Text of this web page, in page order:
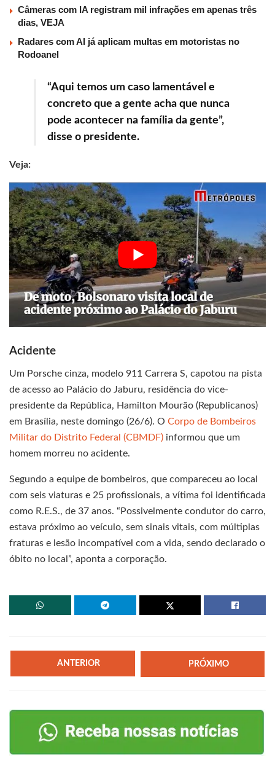
Câmeras com IA registram mil infrações em apenas três
dias, VEJA
Radares com AI já aplicam multas em motoristas no
Rodoanel
“Aqui temos um caso lamentável e
concreto que a gente acha que nunca
pode acontecer na família da gente”,
disse o presidente.
Veja:
Acidente
Um Porsche cinza, modelo 911 Carrera S, capotou na pista
de acesso ao Palácio do Jaburu, residência do vice-
presidente da República, Hamilton Mourão (Republicanos)
em Brasília, neste domingo (26/6). O Corpo de Bombeiros
Militar do Distrito Federal (CBMDF) informou que um
homem morreu no acidente.
Segundo a equipe de bombeiros, que compareceu ao local
com seis viaturas e 25 profissionais, a vítima foi identificada
como R.E.S., de 37 anos. “Possivelmente condutor do carro,
estava próximo ao veículo, sem sinais vitais, com múltiplas
fraturas e lesão incompatível com a vida, sendo declarado o
óbito no local”, aponta a corporação.
ANTERIOR PRÓXIMO